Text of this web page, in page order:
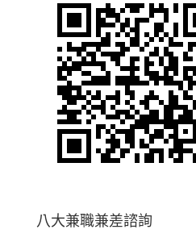
八大兼職兼差諮詢